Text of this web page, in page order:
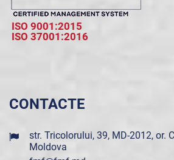
ISO 9001:2015
ISO 37001:2016
CONTACTE
str. Tricolorului, 39, MD-2012, or.
Moldova